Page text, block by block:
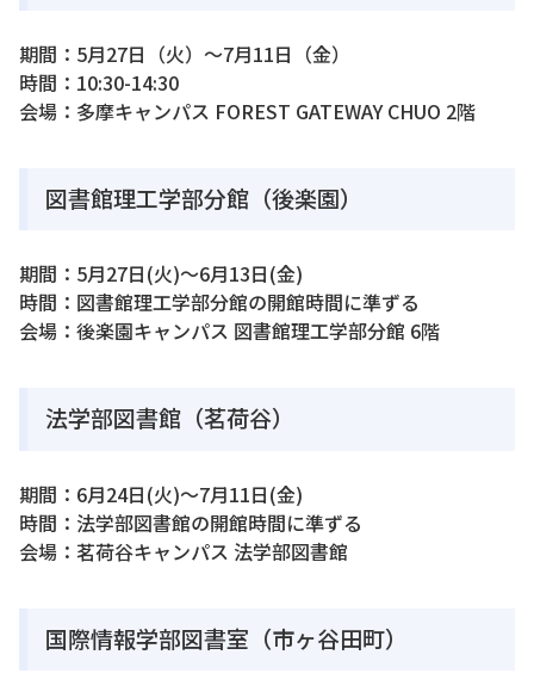
期間：5月27日（火）～7月11日（金）
時間：10:30-14:30
会場：多摩キャンパス FOREST GATEWAY CHUO 2階
図書館理工学部分館（後楽園）
期間：5月27日(火)〜6月13日(金)
時間：図書館理工学部分館の開館時間に準ずる
会場：後楽園キャンパス 図書館理工学部分館 6階
法学部図書館（茗荷谷）
期間：6月24日(火)〜7月11日(金)
時間：法学部図書館の開館時間に準ずる
会場：茗荷谷キャンパス 法学部図書館
国際情報学部図書室（市ヶ谷田町）